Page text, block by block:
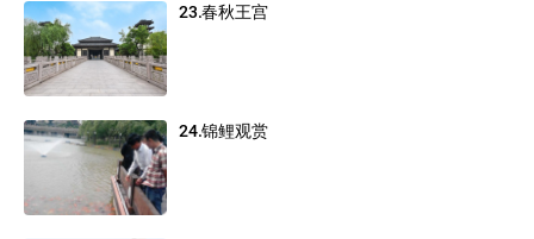
23.春秋王宫
24.锦鲤观赏